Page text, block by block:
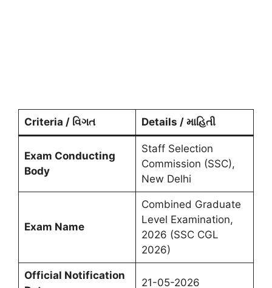
Criteria / વિગત Details / માહિતી
Exam Conducting
Body
Staff Selection
Commission (SSC),
New Delhi
Exam Name
Combined Graduate
Level Examination,
2026 (SSC CGL
2026)
Official Notification
21-05-2026